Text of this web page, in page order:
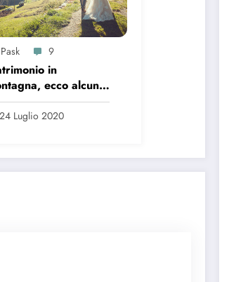
Pask 9
in
ecco alcuni
suggerimenti
24 Luglio 2020